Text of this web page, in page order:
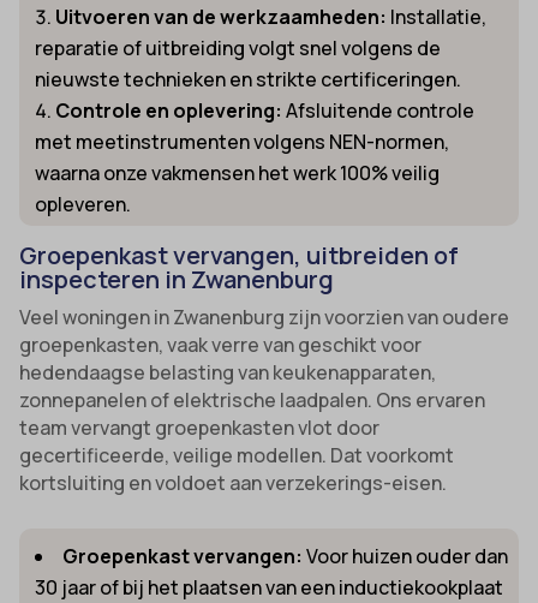
Uitvoeren van de werkzaamheden: Installatie,
reparatie of uitbreiding volgt snel volgens de
nieuwste technieken en strikte certificeringen.
Controle en oplevering: Afsluitende controle
met meetinstrumenten volgens NEN-normen,
waarna onze vakmensen het werk 100% veilig
opleveren.
Groepenkast vervangen, uitbreiden of
inspecteren in Zwanenburg
Veel woningen in Zwanenburg zijn voorzien van oudere
groepenkasten, vaak verre van geschikt voor
hedendaagse belasting van keukenapparaten,
zonnepanelen of elektrische laadpalen. Ons ervaren
team vervangt groepenkasten vlot door
gecertificeerde, veilige modellen. Dat voorkomt
kortsluiting en voldoet aan verzekerings-eisen.
Groepenkast vervangen: Voor huizen ouder dan
30 jaar of bij het plaatsen van een inductiekookplaat